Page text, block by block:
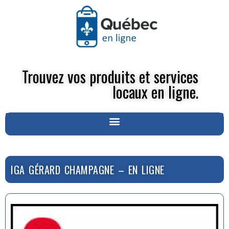
Trouvez vos produits et services
locaux en ligne.
IGA GÉRARD CHAMPAGNE – EN LIGNE